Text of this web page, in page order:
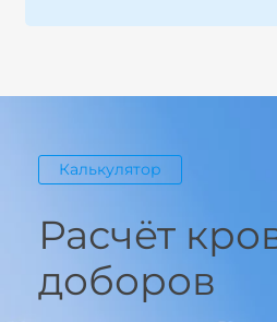
Калькулятор
Расчёт
доборов